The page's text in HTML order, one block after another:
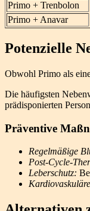
Primo + Trenbolon
Primo + Anavar
Potenzielle
Obwohl Primo als
Die häufigsten
prädisponierten
Präventive
Regelmäßige
Post-Cycle-
Leberschutz: